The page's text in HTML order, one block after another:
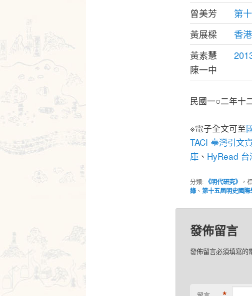
曾美芳
第
黃展樑
香
黃素慧
陳一中
民國一○二年十
※電子全文可至
TACI 臺灣引文
庫、 HyRead
分類: 《明代研究》 ，
錄、 第十五屆明史國
發佈留言
發佈留言必須填寫的